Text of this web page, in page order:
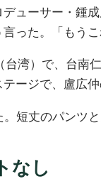
ューサー・鍾
った。「もう
台湾）で、台南
ージで、盧広
短丈のパンツ
なし